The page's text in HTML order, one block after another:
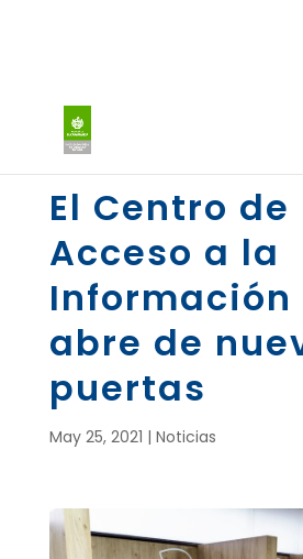
El Centro de
Acceso a la
abre de
puertas
May 25, 2021 | Noticias